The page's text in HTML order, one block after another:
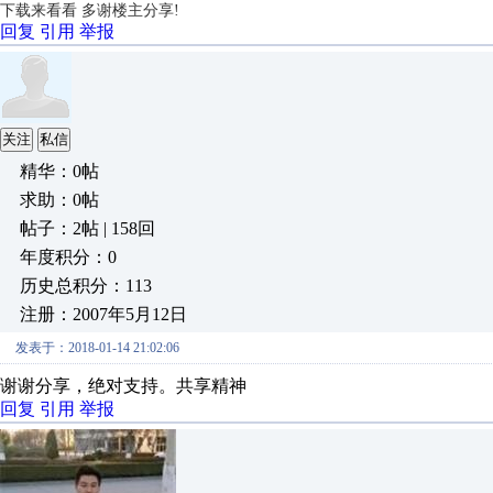
下载来看看 多谢楼主分享!
回复 引用 举报
关注 私信
精华：0帖
求助：0帖
帖子：2帖 | 158回
年度积分：0
历史总积分：113
注册：2007年5月12日
发表于：2018-01-14 21:02:06
谢谢分享，绝对支持。共享精神
回复 引用 举报